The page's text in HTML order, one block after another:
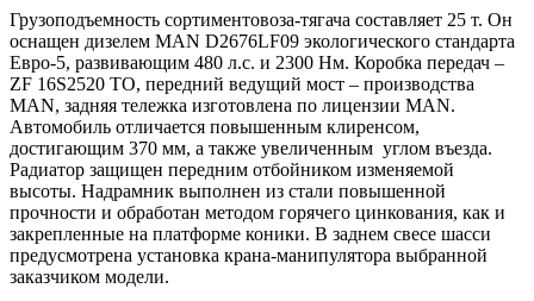
Грузоподъемность сортиментовоза-тягача составляет 25 т. Он
оснащен дизелем MAN D2676LF09 экологического стандарта
Евро-5, развивающим 480 л.с. и 2300 Нм. Коробка передач –
ZF 16S2520 TO, передний ведущий мост – производства
MAN, задняя тележка изготовлена по лицензии MAN.
Автомобиль отличается повышенным клиренсом,
достигающим 370 мм, а также увеличенным углом въезда.
Радиатор защищен передним отбойником изменяемой
высоты. Надрамник выполнен из стали повышенной
прочности и обработан методом горячего цинкования, как и
закрепленные на платформе коники. В заднем свесе шасси
предусмотрена установка крана-манипулятора выбранной
заказчиком модели.